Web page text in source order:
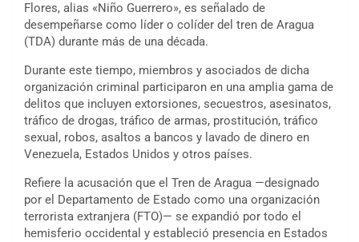
Flores, alias «Niño Guerrero», es señalado de
desempeñarse como líder o colíder del tren de Aragua
(TDA) durante más de una década.
Durante este tiempo, miembros y asociados de dicha
organización criminal participaron en una amplia gama de
delitos que incluyen extorsiones, secuestros, asesinatos,
tráfico de drogas, tráfico de armas, prostitución, tráfico
sexual, robos, asaltos a bancos y lavado de dinero en
Venezuela, Estados Unidos y otros países.
Refiere la acusación que el Tren de Aragua —designado
por el Departamento de Estado como una organización
terrorista extranjera (FTO)— se expandió por todo el
hemisferio occidental y estableció presencia en Estados